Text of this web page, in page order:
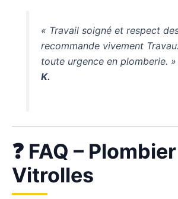
« Travail soigné et respect
recommande vivement
toute urgence en plomberie.
K.
❓ FAQ – Plombier
Vitrolles